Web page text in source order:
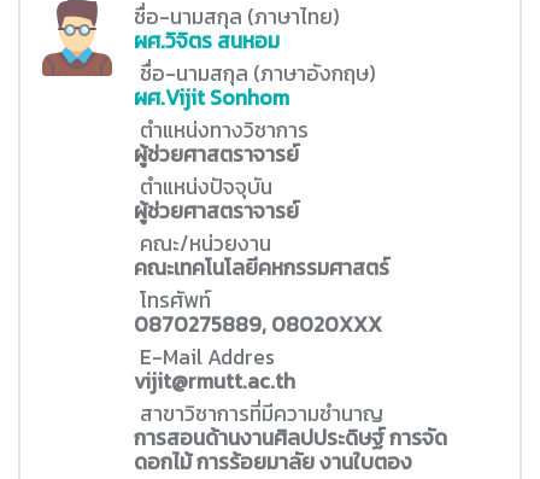
ชื่อ-นามสกุล (ภาษาไทย)
ผศ.วิจิตร สนหอม
ชื่อ-นามสกุล (ภาษาอังกฤษ)
ผศ.Vijit Sonhom
ตำแหน่งทางวิชาการ
ผู้ช่วยศาสตราจารย์
ตำแหน่งปัจจุบัน
ผู้ช่วยศาสตราจารย์
คณะ/หน่วยงาน
คณะเทคโนโลยีคหกรรมศาสตร์
โทรศัพท์
0870275889, 08020XXX
E-Mail Addres
vijit@rmutt.ac.th
สาขาวิชาการที่มีความชำนาญ
การสอนด้านงานศิลปประดิษฐ์ การจัด
ดอกไม้ การร้อยมาลัย งานใบตอง